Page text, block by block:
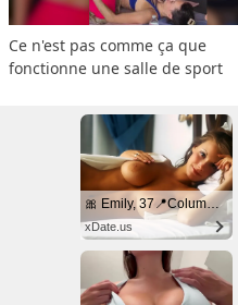
Ce n'est pas comme ça que
fonctionne une salle de sport